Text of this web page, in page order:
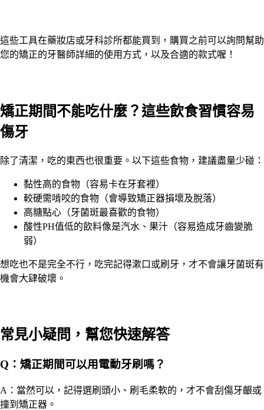
這些工具在藥妝店或牙科診所都能買到，購買之前可以詢問幫助
您的矯正的牙醫師詳細的使用方式，以及合適的款式喔！
矯正期間不能吃什麼？這些飲食習慣容易
傷牙
除了清潔，吃的東西也很重要。以下這些食物，建議盡量少碰：
黏性高的食物（容易卡在牙套裡）
較硬需啃咬的食物（會導致矯正器損壞及脫落）
高糖點心（牙菌斑最喜歡的食物）
酸性PH值低的飲料像是汽水、果汁（容易造成牙齒變脆
弱）
想吃也不是完全不行，吃完記得漱口或刷牙，才不會讓牙菌斑有
機會大肆破壞。
常見小疑問，幫您快速解答
Q：矯正期間可以用電動牙刷嗎？
A：當然可以，記得選刷頭小、刷毛柔軟的，才不會刮傷牙齦或
撞到矯正器。